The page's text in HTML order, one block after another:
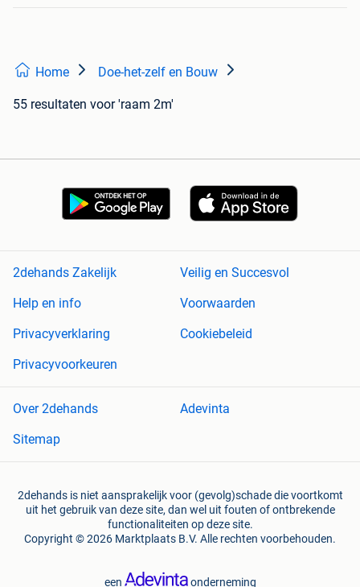
Home Doe-het-zelf en Bouw
55 resultaten voor 'raam 2m'
2dehands Zakelijk
Veilig en Succesvol
Help en info
Voorwaarden
Privacyverklaring
Cookiebeleid
Privacyvoorkeuren
Over 2dehands
Adevinta
Sitemap
2dehands is niet aansprakelijk voor (gevolg)schade die voortkomt
uit het gebruik van deze site, dan wel uit fouten of ontbrekende
functionaliteiten op deze site.
Copyright © 2026 Marktplaats B.V. Alle rechten voorbehouden.
een onderneming